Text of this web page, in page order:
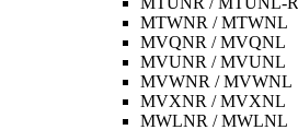
MTWNR / MTWNL
MVQNR / MVQNL
MVUNR / MVUNL
MVWNR / MVWNL
MVXNR / MVXNL
MWLNR / MWLNL